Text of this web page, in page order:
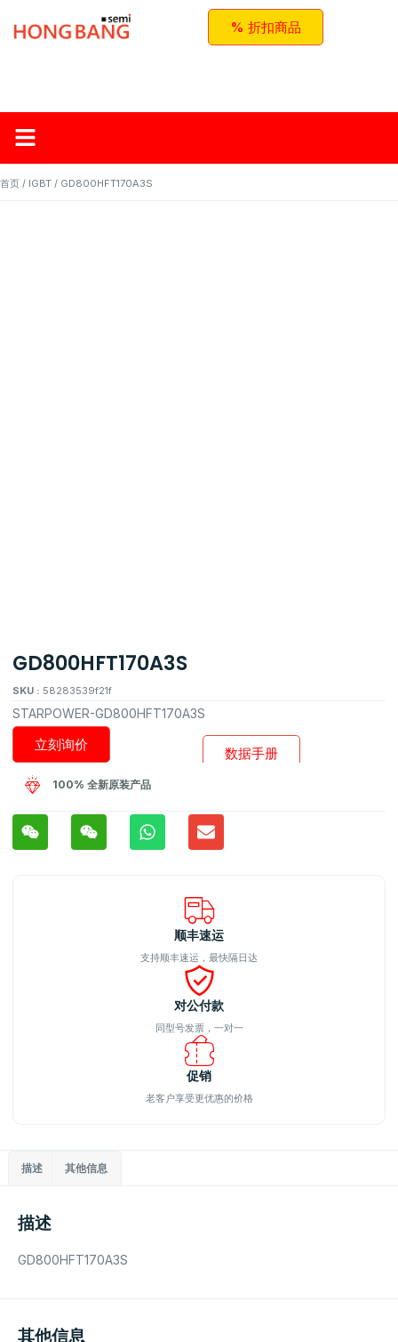
% 折扣商品
首页 / IGBT / GD800HFT170A3S
GD800HFT170A3S
SKU : 58283539f21f
STARPOWER-GD800HFT170A3S
数据手册
立刻询价
100% 全新原装产品
顺丰速运
支持顺丰速运，最快隔日达
对公付款
同型号发票，一对一
促销
老客户享受更优惠的价格
描述 其他信息
描述
GD800HFT170A3S
其他信息